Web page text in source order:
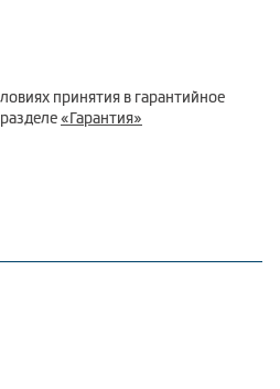
принятия в гарантийное
«Гарантия»